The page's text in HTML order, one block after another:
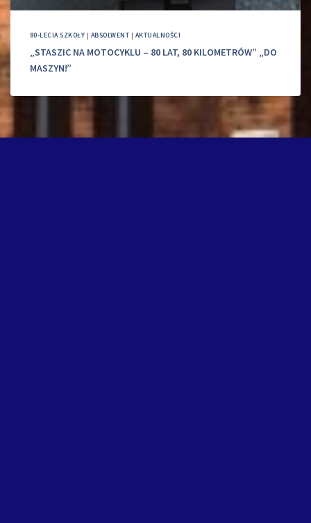
80-LECIA SZKOŁY | ABSOLWENT | AKTUALNOŚCI
„STASZIC NA MOTOCYKLU – 80 LAT, 80 KILOMETRÓW” „DO
MASZYN!”